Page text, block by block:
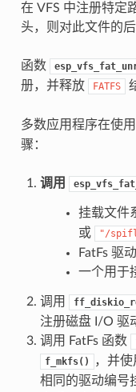
在 VFS 中注册特定
头，则对此文件的后
函数
册，并释放
FATFS
多数应用程序在使用
骤：
调用
挂载文件
或 "/
FatFs 驱
一个用于
调用
注册磁盘 I/O 驱
调用 FatFs 函数
f_mkfs() ，并使
相同的驱动编号